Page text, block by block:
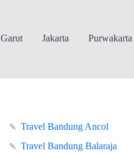
Garut Jakarta Purwakarta
🍡 Travel Bandung Ancol
🍡 Travel Bandung Balaraja